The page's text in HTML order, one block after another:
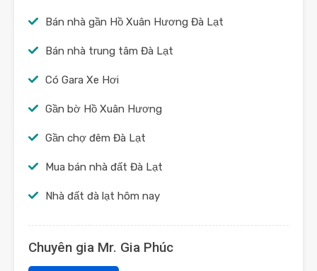
Bán nhà gần Hồ Xuân Hương Đà Lạt
Bán nhà trung tâm Đà Lạt
Có Gara Xe Hơi
Gần bờ Hồ Xuân Hương
Gần chợ đêm Đà Lạt
Mua bán nhà đất Đà Lạt
Nhà đất đà lạt hôm nay
Chuyên gia Mr. Gia Phúc